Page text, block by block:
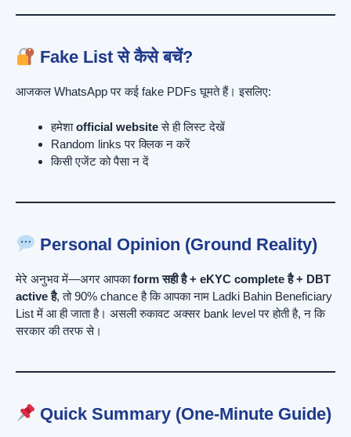
Fake List से कैसे बचें?
आजकल WhatsApp पर कई fake PDFs घूमते हैं। इसलिए:
हमेशाofficial websiteसे ही लिस्ट देखें
Random links पर क्लिक न करें
किसी एजेंट को पैसा न दें
Personal Opinion (Ground Reality)
मेरे अनुभव में—अगर आपकाform सही है + eKYC complete है + DBT
active है, तो 90% chance है कि आपका नाम Ladki Bahin Beneficiary
List में आ ही जाता है। असली रुकावट अक्सर bank level पर होती है, न कि
सरकार की तरफ से।
Quick Summary (One-Minute Guide)